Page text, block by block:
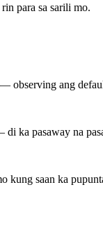
para sa sarili mo.
observing ang
ka pasaway na
kung saan ka